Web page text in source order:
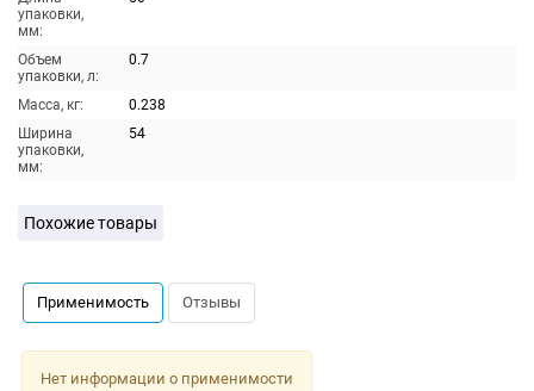
упаковки,
мм:
Объем
упаковки, л:
0.7
Масса, кг:
0.238
Ширина
упаковки,
мм:
54
Похожие товары
Применимость Отзывы
Нет информации о применимости